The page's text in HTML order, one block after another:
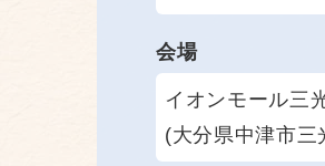
会場
イオンモール三
(大分県中津市三